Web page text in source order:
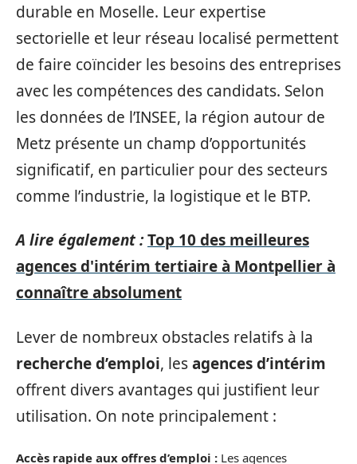
durable en Moselle. Leur expertise
sectorielle et leur réseau localisé permettent
de faire coïncider les besoins des entreprises
avec les compétences des candidats. Selon
les données de l’INSEE, la région autour de
Metz présente un champ d’opportunités
significatif, en particulier pour des secteurs
comme l’industrie, la logistique et le BTP.
A lire également :Top 10 des meilleures
agences d'intérim tertiaire à Montpellier à
connaître absolument
Lever de nombreux obstacles relatifs à la
recherche d’emploi, lesagences d’intérim
offrent divers avantages qui justifient leur
utilisation. On note principalement :
Accès rapide aux offres d’emploi : Les agences